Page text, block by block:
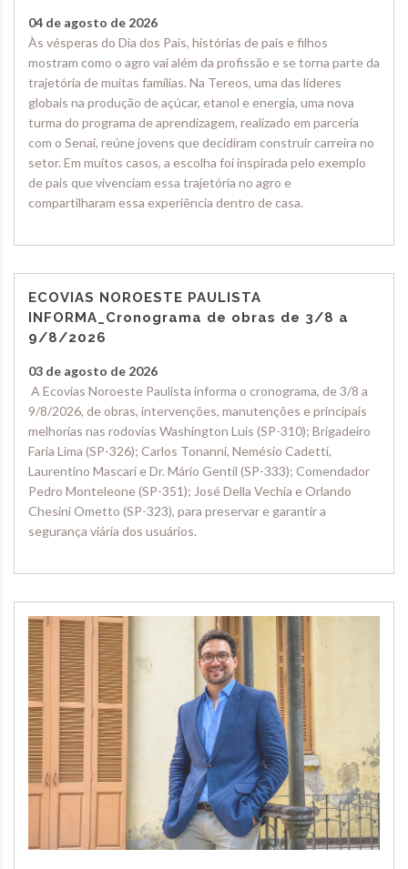
04 de agosto de 2026
Às vésperas do Dia dos Pais, histórias de pais e filhos
mostram como o agro vai além da profissão e se torna parte da
trajetória de muitas famílias. Na Tereos, uma das líderes
globais na produção de açúcar, etanol e energia, uma nova
turma do programa de aprendizagem, realizado em parceria
com o Senai, reúne jovens que decidiram construir carreira no
setor. Em muitos casos, a escolha foi inspirada pelo exemplo
de pais que vivenciam essa trajetória no agro e
compartilharam essa experiência dentro de casa.
ECOVIAS NOROESTE PAULISTA
INFORMA_Cronograma de obras de 3/8 a
9/8/2026
03 de agosto de 2026
A Ecovias Noroeste Paulista informa o cronograma, de 3/8 a
9/8/2026, de obras, intervenções, manutenções e principais
melhorias nas rodovias Washington Luís (SP-310); Brigadeiro
Faria Lima (SP-326); Carlos Tonanni, Nemésio Cadetti,
Laurentino Mascari e Dr. Mário Gentil (SP-333); Comendador
Pedro Monteleone (SP-351); José Della Vechia e Orlando
Chesini Ometto (SP-323), para preservar e garantir a
segurança viária dos usuários.